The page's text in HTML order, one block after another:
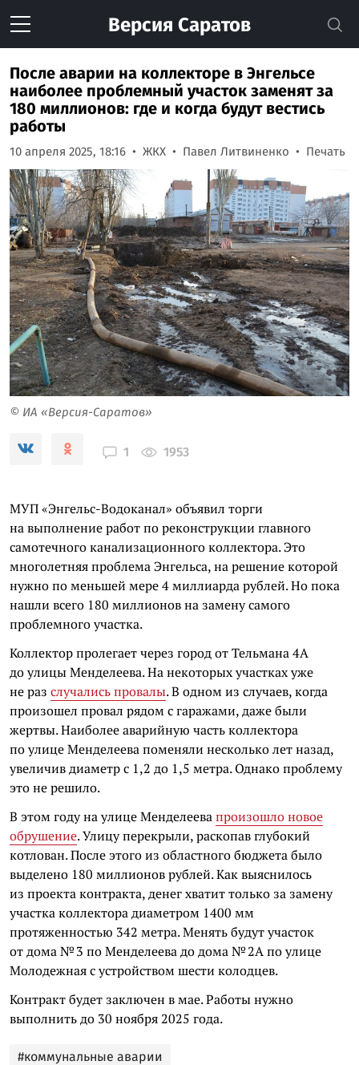
Версия Саратов
После аварии на коллекторе в Энгельсе
наиболее проблемный участок заменят за
180 миллионов: где и когда будут вестись
работы
10 апреля 2025, 18:16 ЖКХ Павел Литвиненко Печать
© ИА «Версия-Саратов»
1 1953
МУП «Энгельс-Водоканал» объявил торги
на выполнение работ по реконструкции главного
самотечного канализационного коллектора. Это
многолетняя проблема Энгельса, на решение которой
нужно по меньшей мере 4 миллиарда рублей. Но пока
нашли всего 180 миллионов на замену самого
проблемного участка.
Коллектор пролегает через город от Тельмана 4А
до улицы Менделеева. На некоторых участках уже
не раз случались провалы. В одном из случаев, когда
произошел провал рядом с гаражами, даже были
жертвы. Наиболее аварийную часть коллектора
по улице Менделеева поменяли несколько лет назад,
увеличив диаметр с 1,2 до 1,5 метра. Однако проблему
это не решило.
В этом году на улице Менделеевапроизошло новое
обрушение. Улицу перекрыли, раскопав глубокий
котлован. После этого из областного бюджета было
выделено 180 миллионов рублей. Как выяснилось
из проекта контракта, денег хватит только за замену
участка коллектора диаметром 1400 мм
протяженностью 342 метра. Менять будут участок
от дома № 3 по Менделеева до дома № 2А по улице
Молодежная с устройством шести колодцев.
Контракт будет заключен в мае. Работы нужно
выполнить до 30 ноября 2025 года.
#коммунальные аварии